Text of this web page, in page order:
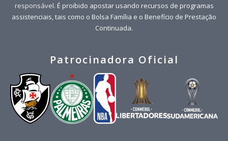
responsável. É proibido apostar usando recursos de programas
assistenciais, tais como o Bolsa Família e o Benefício de Prestação
Continuada.
Patrocinadora Oficial